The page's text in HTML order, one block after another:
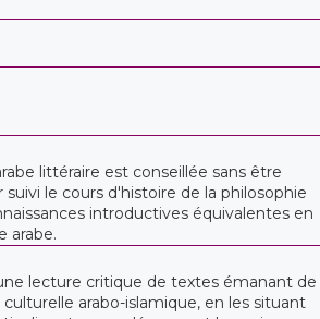
littéraire est conseillée sans être
le cours d'histoire de la philosophie
introductives équivalentes en
arabe.
lecture critique de textes émanant de
arabo-islamique, en les situant